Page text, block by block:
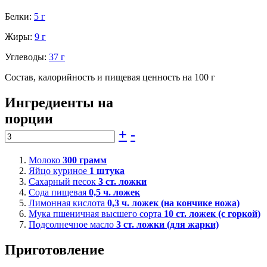
Белки: 5 г
Жиры: 9 г
Углеводы: 37 г
Состав, калорийность и пищевая ценность на 100 г
Ингредиенты на
порции
+ -
Молоко 300 грамм
Яйцо куриное 1 штука
Сахарный песок 3 ст. ложки
Сода пищевая 0,5 ч. ложек
Лимонная кислота 0,3 ч. ложек (на кончике ножа)
Мука пшеничная высшего сорта 10 ст. ложек (с горкой)
Подсолнечное масло 3 ст. ложки (для жарки)
Приготовление